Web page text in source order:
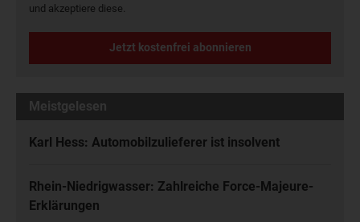
und akzeptiere diese.
Jetzt kostenfrei abonnieren
Meistgelesen
Karl Hess: Automobilzulieferer ist insolvent
Rhein-Niedrigwasser: Zahlreiche Force-Majeure-
Erklärungen